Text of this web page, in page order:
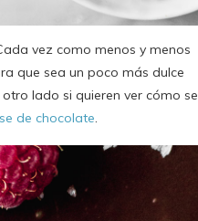
vez como menos y menos
que sea un poco más dulce
lado si quieren ver cómo se
de chocolate.